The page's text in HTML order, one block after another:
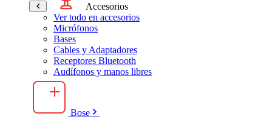
Accesorios
Ver todo en accesorios
Micrófonos
Bases
Cables y Adaptadores
Receptores Bluetooth
Audífonos y manos libres
Bose